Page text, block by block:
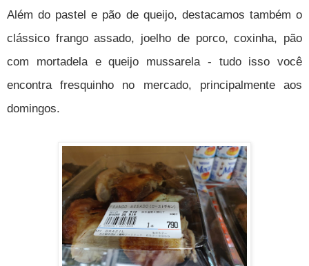
Além do pastel e pão de queijo, destacamos também o
clássico frango assado, joelho de porco, coxinha, pão
com mortadela e queijo mussarela - tudo isso você
encontra fresquinho no mercado, principalmente aos
domingos.